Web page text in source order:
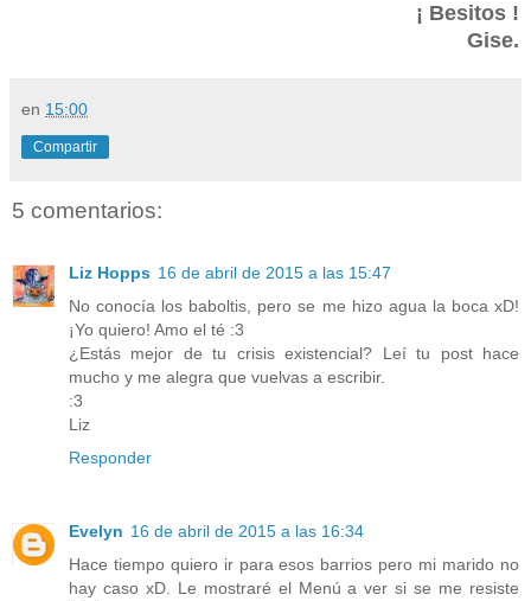
¡ Besitos !
Gise.
en 15:00
Compartir
5 comentarios:
Liz Hopps 16 de abril de 2015 a las 15:47
No conocía los baboltis, pero se me hizo agua la boca xD!
¡Yo quiero! Amo el té :3
¿Estás mejor de tu crisis existencial? Leí tu post hace
mucho y me alegra que vuelvas a escribir.
:3
Liz
Responder
Evelyn 16 de abril de 2015 a las 16:34
Hace tiempo quiero ir para esos barrios pero mi marido no
hay caso xD. Le mostraré el Menú a ver si se me resiste